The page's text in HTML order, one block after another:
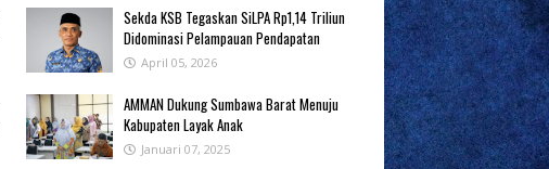
Sekda KSB Tegaskan SiLPA Rp1,14 Triliun
Didominasi Pelampauan Pendapatan
April 05, 2026
AMMAN Dukung Sumbawa Barat Menuju
Kabupaten Layak Anak
Januari 07, 2025